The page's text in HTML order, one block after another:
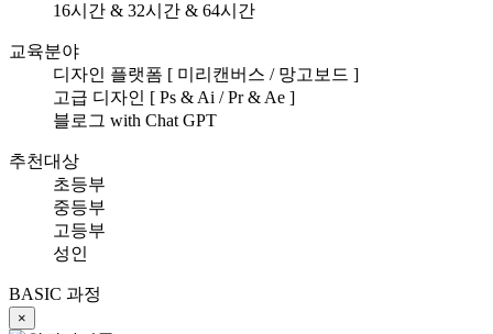
16시간 & 32시간 & 64시간
교육분야
디자인 플랫폼 [ 미리캔버스 / 망고보드 ]
고급 디자인 [ Ps & Ai / Pr & Ae ]
블로그 with Chat GPT
추천대상
초등부
중등부
고등부
성인
BASIC 과정
×